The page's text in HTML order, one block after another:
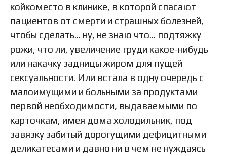
койкоместо в клинике, в которой спасают
пациентов от смерти и страшных болезней,
чтобы сделать… ну, не знаю что… подтяжку
рожи, что ли, увеличение груди какое-нибудь
или накачку задницы жиром для пущей
сексуальности. Или встала в одну очередь с
малоимущими и больными за продуктами
первой необходимости, выдаваемыми по
карточкам, имея дома холодильник, под
завязку забитый дорогущими дефицитными
деликатесами и давно ни в чем не нуждаясь